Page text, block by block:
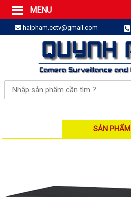
MENU
Trang Chủ
Sản phẩm
SẢN PHẨM TRỌN GÓI
LẮP BÁO TRỘM TRỌN GÓI
LẮP CAMERA TRỌN GÓI
Camera IP
Camera IP KBVISION
Camera IP HIKVISION
Đầu ghi IP | NVR
haipham.cctv@gmail.com
SẢN PHẨM